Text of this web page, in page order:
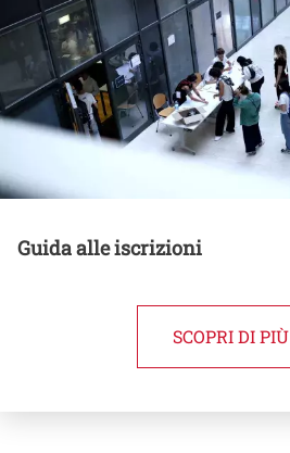
Guida alle iscrizioni
SCOPRI DI PIÙ